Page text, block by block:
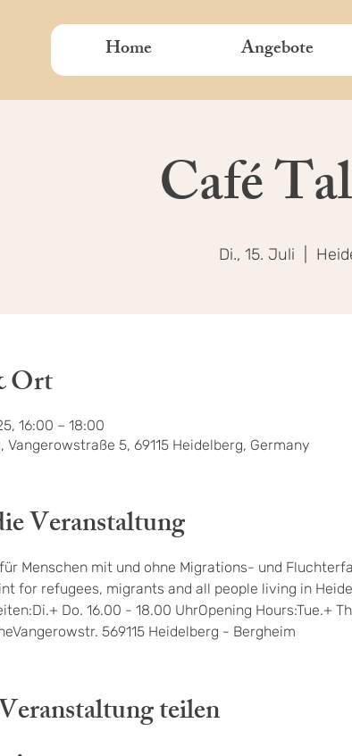
Home Angebote
Café
Di., 15. Juli
Ort
16:00 – 18:00
Vangerowstraße 5, 69115 Heidelberg, Germany
Veranstaltung
Menschen mit und ohne Migrations- und
for refugees, migrants and all people living in
Do. 16.00 - 18.00 UhrOpening Hours:Tue.+
569115 Heidelberg - Bergheim
teilen